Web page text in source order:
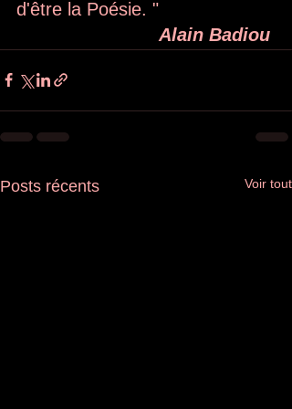
d'être la Poésie. "
Alain Badiou
Posts récents Voir tout